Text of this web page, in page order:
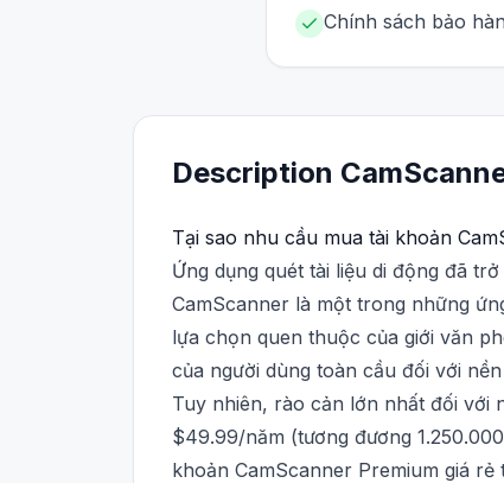
Chính sách bảo
Description
Tại sao nhu cầu mua tài khoản
Ứng dụng quét tài liệu di động đã
CamScanner là một trong những
lựa chọn quen thuộc của giới văn
của người dùng toàn cầu đối với
Tuy nhiên, rào cản lớn nhất đối với
$49.99/năm (tương đương
khoản CamScanner Premium giá